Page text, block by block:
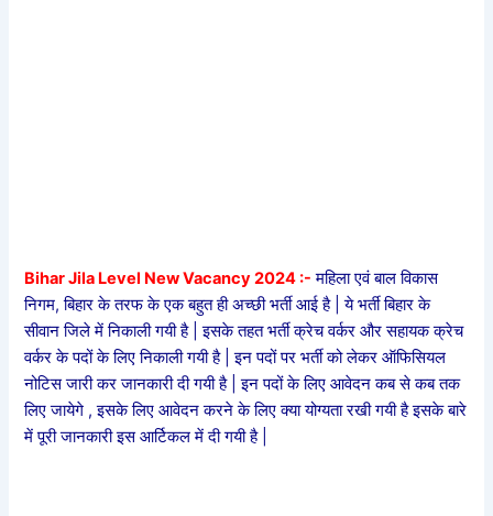
Bihar Jila Level New Vacancy 2024 :- महिला एवं बाल विकास
निगम, बिहार के तरफ के एक बहुत ही अच्छी भर्ती आई है | ये भर्ती बिहार के
सीवान जिले में निकाली गयी है | इसके तहत भर्ती क्रेच वर्कर और सहायक क्रेच
वर्कर के पदों के लिए निकाली गयी है | इन पदों पर भर्ती को लेकर ऑफिसियल
नोटिस जारी कर जानकारी दी गयी है | इन पदों के लिए आवेदन कब से कब तक
लिए जायेगे , इसके लिए आवेदन करने के लिए क्या योग्यता रखी गयी है इसके बारे
में पूरी जानकारी इस आर्टिकल में दी गयी है |